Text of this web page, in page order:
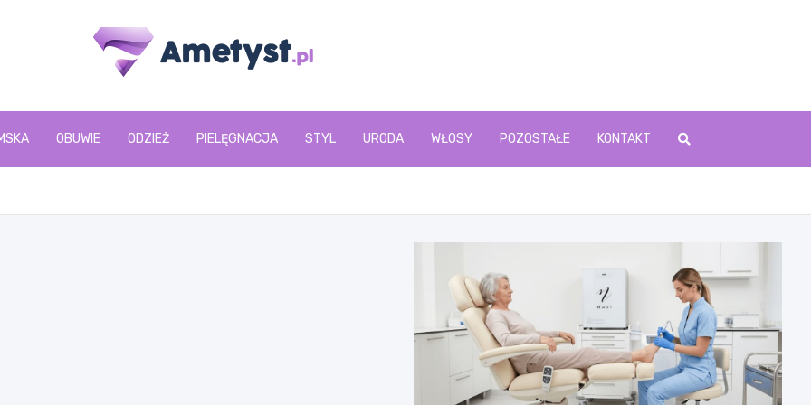
www.ametyst.pl
OBUWIE ODZIEŻ PIELĘGNACJA STYL URODA WŁOSY POZOSTAŁE KONTAKT